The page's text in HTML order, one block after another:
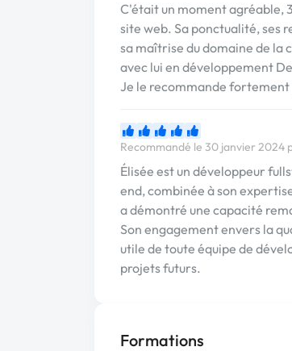
C'était un moment agréable,
site web. Sa ponctualité, ses
sa maîtrise du domaine de la
avec lui en développement
Je le recommande
Recommandé le 30 janvier 2024
Élisée est un développeur
end, combinée à son
a démontré une capacité
Son engagement envers la
utile de toute équipe de
projets futurs.
Formations